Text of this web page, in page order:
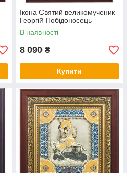
Ікона Святий великомученик
Георгій Побідоносець
В наявності
8 090 ₴
Купити